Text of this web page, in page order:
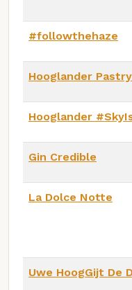
#followthehaze
Hooglander
Hooglander
Gin Credible
La Dolce Notte
Uwe HoogGijt De